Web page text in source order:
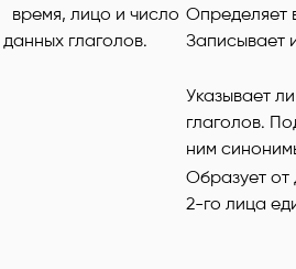
время, лицо и число
данных глаголов.
Определяет
Записывает
Указывает
глаголов.
ним
Образует от
2-го лица